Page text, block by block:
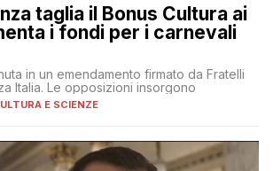
taglia il Bonus Cultura ai
i fondi per i carnevali
in un emendamento firmato da Fratelli
Italia. Le opposizioni insorgono
E SCIENZE